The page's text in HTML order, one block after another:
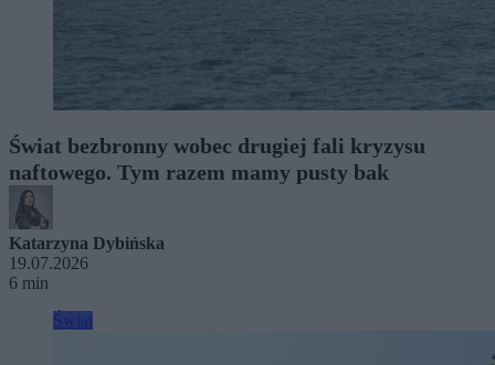
Świat bezbronny wobec drugiej fali kryzysu
naftowego. Tym razem mamy pusty bak
Katarzyna Dybińska
19.07.2026
6 min